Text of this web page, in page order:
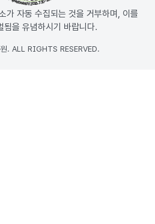
가 자동 수집되는 것을 거부하며, 이를
됨을 유념하시기 바랍니다.
. ALL RIGHTS RESERVED.